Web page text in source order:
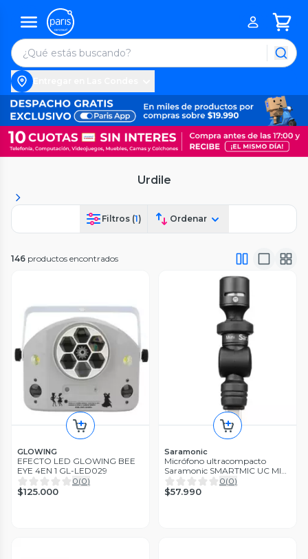
Urdile
Filtros (1) Ordenar
146 productos encontrados
GLOWING
EFECTO LED GLOWING BEE
EYE 4EN 1 GL-LED029
0(0)
$125.000
Saramonic
Micrófono ultracompacto
Saramonic SMARTMIC UC MINI
(USB C )
0(0)
$57.990